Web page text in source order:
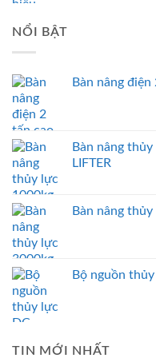
NỔI BẬT
Bàn nâng
Bàn nâng
LIFTER
Bàn nâng
Bộ nguồn
TIN MỚI NHẤT